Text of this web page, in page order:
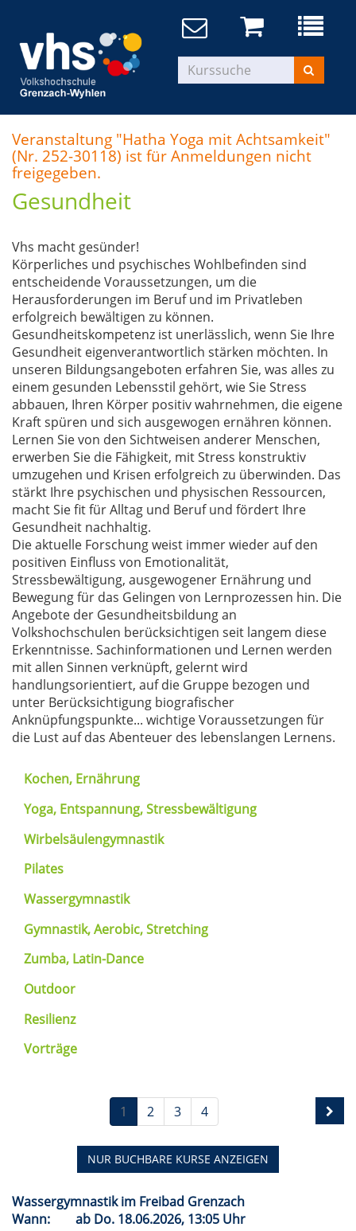
Veranstaltung "Hatha Yoga mit Achtsamkeit"
(Nr. 252-30118) ist für Anmeldungen nicht
freigegeben.
Gesundheit
Vhs macht gesünder!
Körperliches und psychisches Wohlbefinden sind
entscheidende Voraussetzungen, um die
Herausforderungen im Beruf und im Privatleben
erfolgreich bewältigen zu können.
Gesundheitskompetenz ist unerlässlich, wenn Sie Ihre
Gesundheit eigenverantwortlich stärken möchten. In
unseren Bildungsangeboten erfahren Sie, was alles zu
einem gesunden Lebensstil gehört, wie Sie Stress
abbauen, Ihren Körper positiv wahrnehmen, die eigene
Kraft spüren und sich ausgewogen ernähren können.
Lernen Sie von den Sichtweisen anderer Menschen,
erwerben Sie die Fähigkeit, mit Stress konstruktiv
umzugehen und Krisen erfolgreich zu überwinden. Das
stärkt Ihre psychischen und physischen Ressourcen,
macht Sie fit für Alltag und Beruf und fördert Ihre
Gesundheit nachhaltig.
Die aktuelle Forschung weist immer wieder auf den
positiven Einfluss von Emotionalität,
Stressbewältigung, ausgewogener Ernährung und
Bewegung für das Gelingen von Lernprozessen hin. Die
Angebote der Gesundheitsbildung an
Volkshochschulen berücksichtigen seit langem diese
Erkenntnisse. Sachinformationen und Lernen werden
mit allen Sinnen verknüpft, gelernt wird
handlungsorientiert, auf die Gruppe bezogen und
unter Berücksichtigung biografischer
Anknüpfungspunkte... wichtige Voraussetzungen für
die Lust auf das Abenteuer des lebenslangen Lernens.
Kochen, Ernährung
Yoga, Entspannung, Stressbewältigung
Wirbelsäulengymnastik
Pilates
Wassergymnastik
Gymnastik, Aerobic, Stretching
Zumba, Latin-Dance
Outdoor
Resilienz
Vorträge
1 2 3 4
NUR BUCHBARE KURSE ANZEIGEN
Wassergymnastik im Freibad Grenzach
Wann:
ab Do. 18.06.2026, 13:05 Uhr